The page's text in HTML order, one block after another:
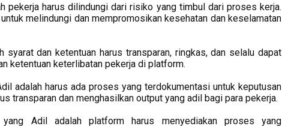
pekerja harus dilindungi dari risiko yang timbul dari proses kerja.
melindungi dan mempromosikan kesehatan dan keselamatan
syarat dan ketentuan harus transparan, ringkas, dan selalu dapat
ketentuan keterlibatan pekerja di platform.
adalah harus ada proses yang terdokumentasi untuk keputusan
transparan dan menghasilkan output yang adil bagi para pekerja.
Adil adalah platform harus menyediakan proses yang